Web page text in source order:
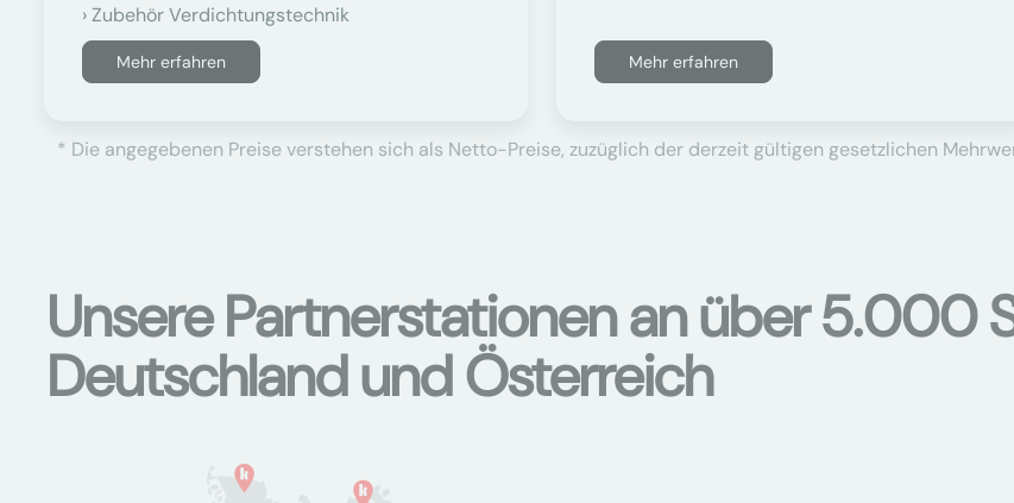
Zubehör Verdichtungstechnik
Mehr erfahren Mehr erfahren
* Die angegebenen Preise verstehen sich als Netto-Preise, zuzüglich der derzeit gültigen gesetzlichen
Unsere Partnerstationen an über 5.000
Deutschland und Österreich